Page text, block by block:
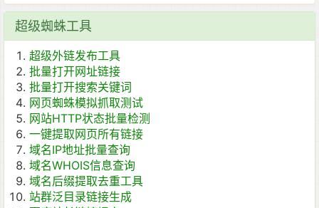
超级蜘蛛工具
超级外链发布工具
批量打开网址链接
批量打开搜索关键词
网页蜘蛛模拟抓取测试
网站HTTP状态批量检测
一键提取网页所有链接
域名IP地址批量查询
域名WHOIS信息查询
域名后缀提取去重工具
站群泛目录链接生成